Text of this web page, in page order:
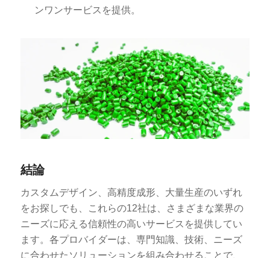
ンワンサービスを提供。
結論
カスタムデザイン、高精度成形、大量生産のいずれ
をお探しでも、これらの12社は、さまざまな業界の
ニーズに応える信頼性の高いサービスを提供してい
ます。各プロバイダーは、専門知識、技術、ニーズ
に合わせたソリューションを組み合わせることで、